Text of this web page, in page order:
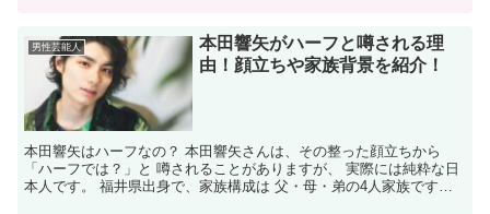
男性芸能人
本田響矢がハーフと噂される理
由！顔立ちや家族背景を紹介！
本田響矢はハーフなの？ 本田響矢さんは、その整った顔立ちから
「ハーフでは？」と 噂されることがありますが、 実際には純粋な日
本人です。 ​福井県出身で、家族構成は 父・母・弟の4人家族です。​